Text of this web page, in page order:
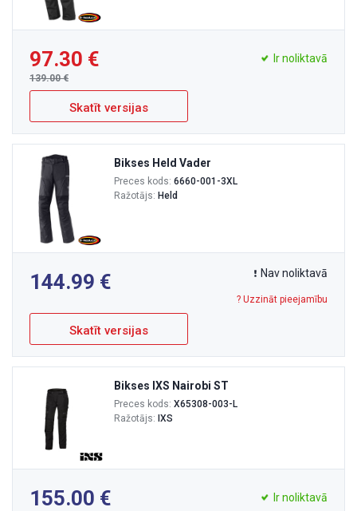
97.30
139.00
Ir noliktavā
Skatīt versijas
Bikses Held Vader
Preces kods: 6660-001-3XL
Ražotājs: Held
144.99 Nav noliktavā
? Uzzināt pieejamību
Skatīt versijas
Bikses IXS Nairobi ST
Preces kods: X65308-003-L
Ražotājs: IXS
155.00 Ir noliktavā